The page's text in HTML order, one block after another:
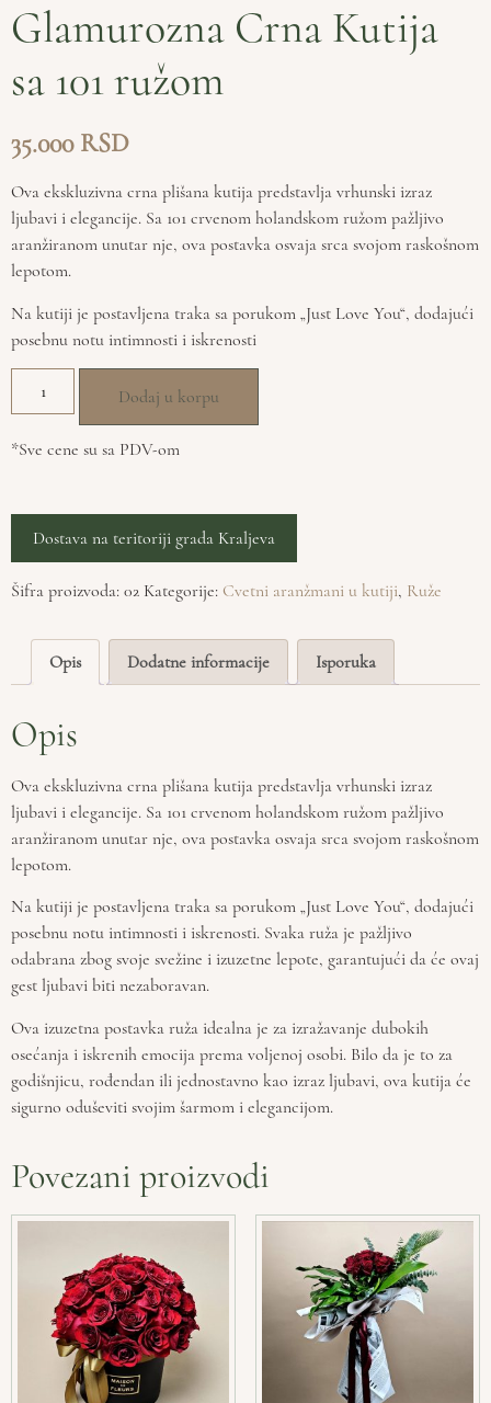
Glamurozna Crna Kutija
sa 101 ružom
35.000
Ova ekskluzivna crna plišana kutija predstavlja vrhunski izraz
ljubavi i elegancije. Sa 101 crvenom holandskom ružom pažljivo
aranžiranom unutar nje, ova postavka osvaja srca svojom raskošnom
lepotom.
Na kutiji je postavljena traka sa porukom „Just Love You“, dodajući
posebnu notu intimnosti i iskrenosti
Dodaj u korpu
*Sve cene su sa PDV-om
Dostava na teritoriji grada Kraljeva
Šifra proizvoda: 02 Kategorije: Cvetni aranžmani u kutiji, Ruže
Opis Dodatne informacije Isporuka
Opis
Ova ekskluzivna crna plišana kutija predstavlja vrhunski izraz
ljubavi i elegancije. Sa 101 crvenom holandskom ružom pažljivo
aranžiranom unutar nje, ova postavka osvaja srca svojom raskošnom
lepotom.
Na kutiji je postavljena traka sa porukom „Just Love You“, dodajući
posebnu notu intimnosti i iskrenosti. Svaka ruža je pažljivo
odabrana zbog svoje svežine i izuzetne lepote, garantujući da će ovaj
gest ljubavi biti nezaboravan.
Ova izuzetna postavka ruža idealna je za izražavanje dubokih
osećanja i iskrenih emocija prema voljenoj osobi. Bilo da je to za
godišnjicu, rođendan ili jednostavno kao izraz ljubavi, ova kutija će
sigurno oduševiti svojim šarmom i elegancijom.
Povezani proizvodi